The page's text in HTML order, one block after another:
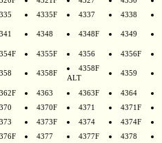
4335F 4337 4338
4348 4348F 4349
4355F 4356 4356F
4358F
4358F
ALT
4359
4363 4363F 4364
4370F 4371 4371F
4373F 4374 4374F
4377 4377F 4378